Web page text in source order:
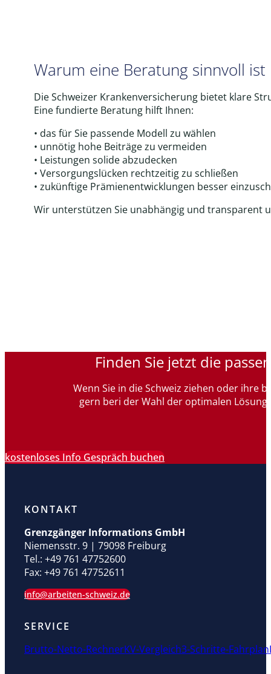
Warum eine Beratung sinnvoll ist
Die Schweizer Krankenversicherung bietet klare
Eine fundierte Beratung hilft Ihnen:
• das für Sie passende Modell zu wählen
• unnötig hohe Beiträge zu vermeiden
• Leistungen solide abzudecken
• Versorgungslücken rechtzeitig zu schließen
• zukünftige Prämienentwicklungen besser
Wir unterstützen Sie unabhängig und transparent
Finden Sie jetzt die
Wenn Sie in die Schweiz ziehen oder ihre
gern beri der Wahl der optimalen
kostenloses Info Gespräch buchen
KONTAKT
Grenzgänger Informations GmbH
Niemensstr. 9 | 79098 Freiburg
Tel.: +49 761 47752600
Fax: +49 761 47752611
info@arbeiten-schweiz.de
SERVICE
Brutto-Netto-RechnerKV-Vergleich3-Schritte-Fahrplan